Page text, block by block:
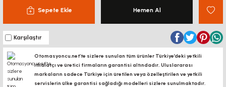
Sepete Ekle Hemen Al
Karşılaştır
Otomasyoncu.net’te sizlere sunulan tüm ürünler Türkiye’deki yetkili
ithalatçı ve üretici firmaların garantisi altındadır, Uluslararası
markaların sadece Türkiye için üretilen veya özelleştirilen ve yetkili
servislerin ülke garantisi sağladığı modelleri sizlere sunulmaktadır.